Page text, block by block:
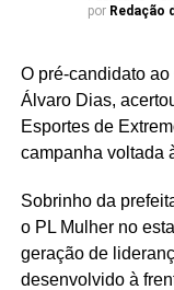
por Redação
O pré-candidato
Álvaro Dias,
Esportes de
campanha voltada
Sobrinho da
o PL Mulher no
geração de
desenvolvido à